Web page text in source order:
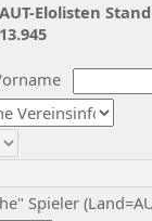
Spieler
AUT-Elolisten
13.945